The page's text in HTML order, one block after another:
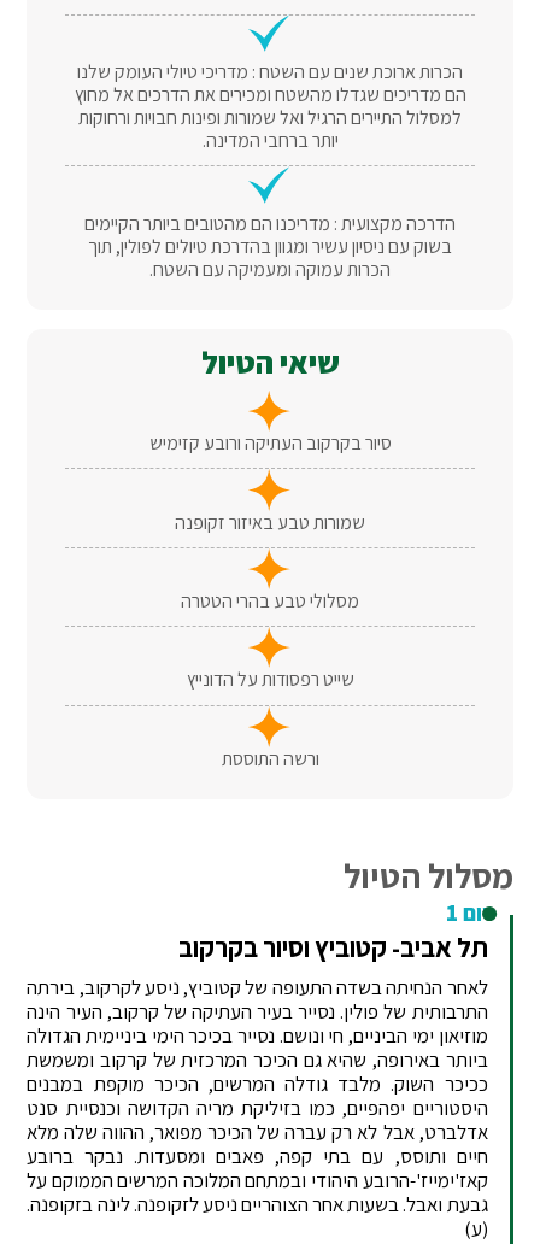
הכרות ארוכת שנים עם השטח : מדריכי טיולי העומק שלנו
הם מדריכים שגדלו מהשטח ומכירים את הדרכים אל מחוץ
למסלול התיירים הרגיל ואל שמורות ופינות חבויות ורחוקות
יותר ברחבי המדינה.
הדרכה מקצועית : מדריכנו הם מהטובים ביותר הקיימים
בשוק עם ניסיון עשיר ומגוון בהדרכת טיולים לפולין, תוך
הכרות עמוקה ומעמיקה עם השטח.
שיאי הטיול
סיור בקרקוב העתיקה ורובע קזימיש
שמורות טבע באיזור זקופנה
מסלולי טבע בהרי הטטרה
שייט רפסודות על הדונייץ
ורשה התוססת
מסלול הטיול
יום 1
תל אביב- קטוביץ וסיור בקרקוב
לאחר הנחיתה בשדה התעופה של קטוביץ, ניסע לקרקוב, בירתה
התרבותית של פולין. נסייר בעיר העתיקה של קרקוב, העיר הינה
מוזיאון ימי הביניים, חי ונושם. נסייר בכיכר הימי ביניימית הגדולה
ביותר באירופה, שהיא גם הכיכר המרכזית של קרקוב ומשמשת
ככיכר השוק. מלבד גודלה המרשים, הכיכר מוקפת במבנים
היסטוריים יפהפיים, כמו בזיליקת מריה הקדושה וכנסיית סנט
אדלברט, אבל לא רק עברה של הכיכר מפואר, ההווה שלה מלא
חיים ותוסס, עם בתי קפה, פאבים ומסעדות. נבקר ברובע
קאז'ימייז'-הרובע היהודי ובמתחם המלוכה המרשים הממוקם על
גבעת ואבל. בשעות אחר הצוהריים ניסע לזקופנה. לינה בזקופנה.
(ע)